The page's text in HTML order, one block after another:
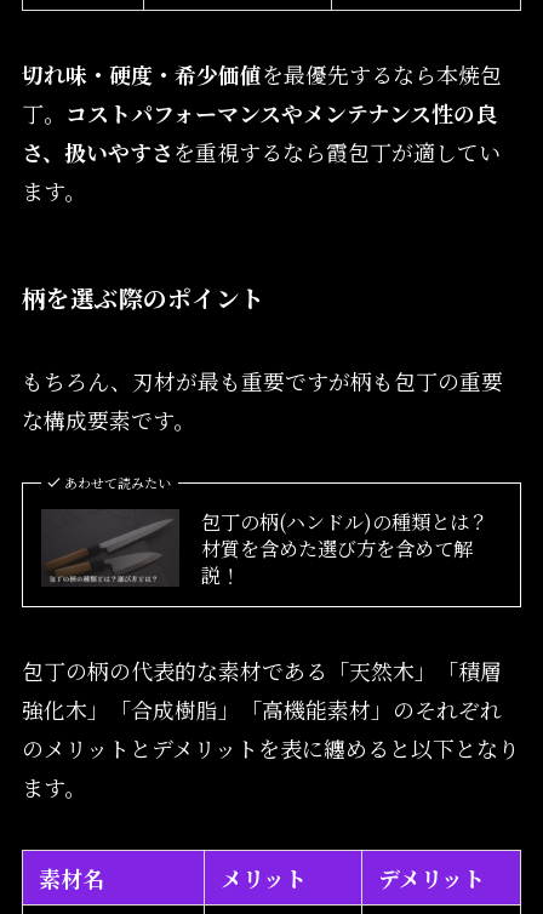
切れ味・硬度・希少価値を最優先するなら本焼包
丁。 コストパフォーマンスやメンテナンス性の良
さ、扱いやすさを重視するなら霞包丁が適してい
ます。
柄を選ぶ際のポイント
もちろん、刃材が最も重要ですが柄も包丁の重要
な構成要素です。
あわせて読みたい
包丁の柄(ハンドル)の種類とは？
材質を含めた選び方を含めて解
説！
包丁の柄の代表的な素材である「天然木」「積層
強化木」「合成樹脂」「高機能素材」のそれぞれ
のメリットとデメリットを表に纏めると以下となり
ます。
素材名 メリット
デメリット